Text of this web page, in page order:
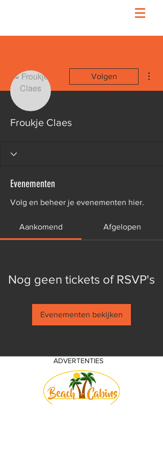
Volgen
Froukje Claes
Evenementen
Volg en beheer je evenementen hier.
Aankomend Afgelopen
Nog geen tickets of RSVP's
Evenementen bekijken
ADVERTENTIES